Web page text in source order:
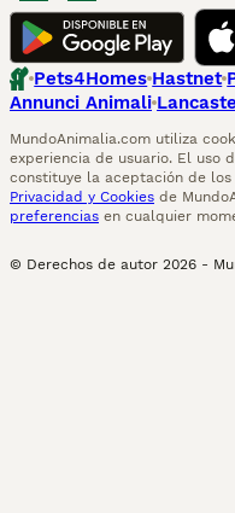
Pets4Homes Hastnet
Annunci Animali
MundoAnimalia.com utiliza
experiencia de usuario. El uso
constituye la aceptación de los
Privacidad y Cookies de
preferencias en cualquier
© Derechos de autor 2026 -